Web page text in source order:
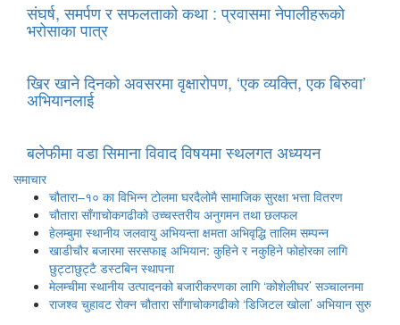
संघर्ष, समर्पण र सफलताको कथा : प्रवासमा नेपालीहरूको
भरोसाका पात्र
खिर खाने दिनको अवसरमा वृक्षारोपण, ‘एक व्यक्ति, एक बिरुवा’
अभियानलाई
बलेफीमा वडा सिमाना विवाद विषयमा स्थलगत अध्ययन
समाचार
चौतारा–१० का विभिन्न टोलमा घरदैलोमै सामाजिक सुरक्षा भत्ता वितरण
चौतारा साँगाचोकगढीको उच्चस्तरीय अनुगमन तथा छलफल
हेलम्बुमा स्थानीय जलवायु अभियन्ता क्षमता अभिवृद्धि तालिम सम्पन्न
खाडीचौर बजारमा सरसफाइ अभियान: कुहिने र नकुहिने फोहोरका लागि
छुट्टाछुट्टै डस्टबिन स्थापना
मेलम्चीमा स्थानीय उत्पादनको बजारीकरणका लागि ‘कोशेलीघर’ सञ्चालनमा
राजश्व चुहावट रोक्न चौतारा साँगाचोकगढीको ‘डिजिटल खोला’ अभियान सुरु